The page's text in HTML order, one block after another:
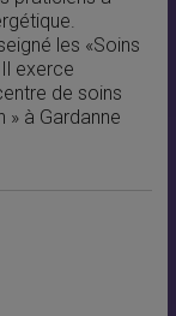
les «Soins
exerce
de soins
» à Gardanne